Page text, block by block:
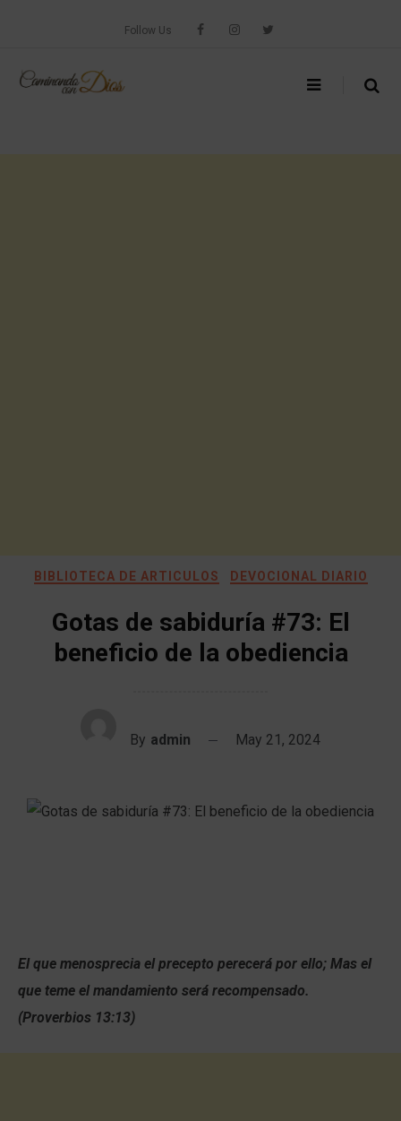
Follow Us
BIBLIOTECA DE ARTICULOS DEVOCIONAL DIARIO
Gotas de sabiduría #73: El
beneficio de la obediencia
By admin May 21, 2024
El que menosprecia el precepto perecerá por ello; Mas el
que teme el mandamiento será recompensado.
(Proverbios 13:13)